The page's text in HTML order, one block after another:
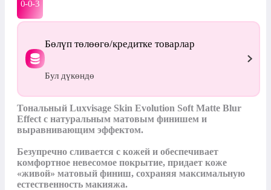
0-0-3
Бөлүп төлөөгө/кредитке товарлар
Бул дүкөндө
Тональный Luxvisage Skin Evolution Soft Matte Blur
Effect с натуральным матовым финишем и
выравнивающим эффектом.
Безупречно сливается с кожей и обеспечивает
комфортное невесомое покрытие, придает коже
«живой» матовый финиш, сохраняя максимальную
естественность макияжа.